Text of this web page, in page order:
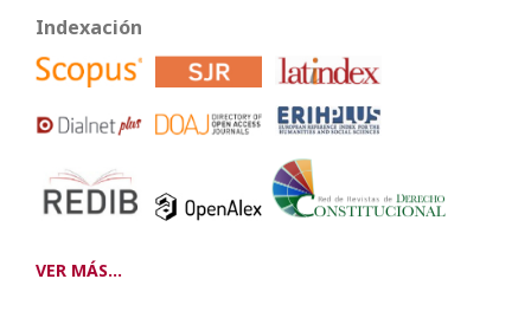
Indexación
VER MÁS...